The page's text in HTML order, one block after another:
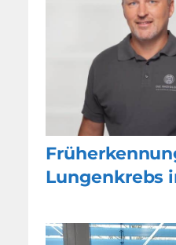
Lungenkrebs